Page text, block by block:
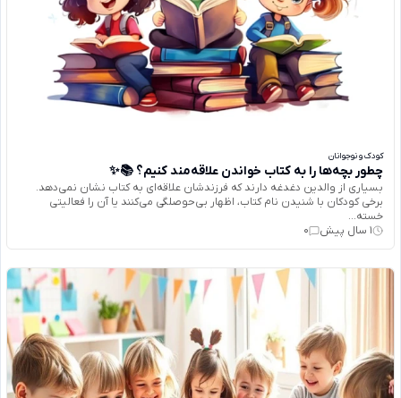
کودک و نوجوانان
چطور بچه‌ها را به کتاب خواندن علاقه‌مند کنیم؟ 📚✨
بسیاری از والدین دغدغه دارند که فرزندشان علاقه‌ای به کتاب نشان نمی‌دهد.
برخی کودکان با شنیدن نام کتاب، اظهار بی‌حوصلگی می‌کنند یا آن را فعالیتی
خسته‌...
1 سال پیش
0